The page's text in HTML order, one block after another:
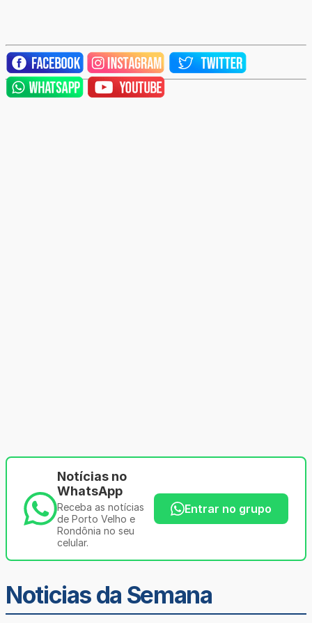
Notícias no
WhatsApp
Receba as notícias
de Porto Velho e
Rondônia no seu
celular.
Entrar no grupo
Noticias da Semana